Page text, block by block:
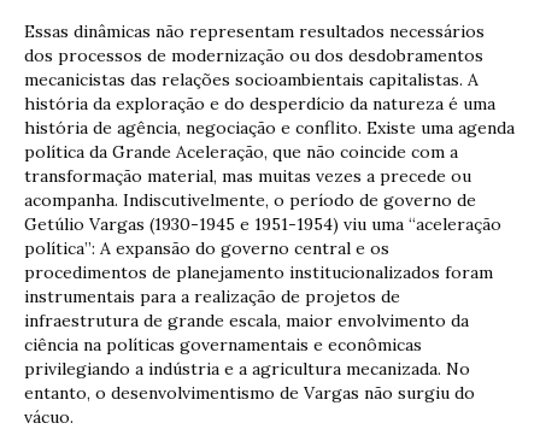
Essas dinâmicas não representam resultados necessários
dos processos de modernização ou dos desdobramentos
mecanicistas das relações socioambientais capitalistas. A
história da exploração e do desperdício da natureza é uma
história de agência, negociação e conflito. Existe uma agenda
política da Grande Aceleração, que não coincide com a
transformação material, mas muitas vezes a precede ou
acompanha. Indiscutivelmente, o período de governo de
Getúlio Vargas (1930-1945 e 1951-1954) viu uma “aceleração
política”: A expansão do governo central e os
procedimentos de planejamento institucionalizados foram
instrumentais para a realização de projetos de
infraestrutura de grande escala, maior envolvimento da
ciência na políticas governamentais e econômicas
privilegiando a indústria e a agricultura mecanizada. No
entanto, o desenvolvimentismo de Vargas não surgiu do
vácuo.